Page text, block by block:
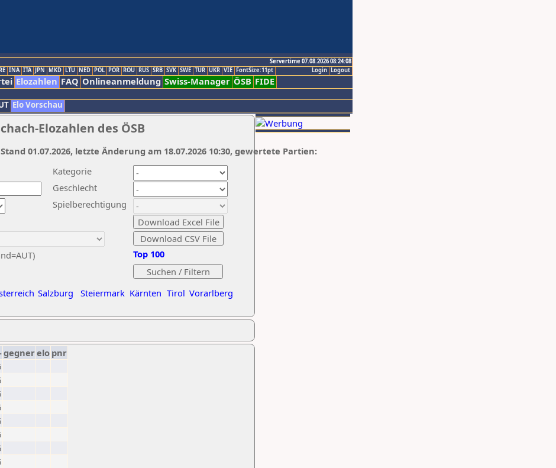
Servertime 07.08.2026 08:24:08
Logout
Login
INA ITA JPN MKD LTU NED POL POR ROU RUS SRB SVK SWE TUR UKR VIE FontSize:11pt
Elozahlen FAQ Onlineanmeldung Swiss-Manager ÖSB FIDE
Elo Vorschau
Elozahlen des ÖSB
Kategorie
Geschlecht
Spielberechtigung
Salzburg Steiermark Kärnten Tirol Vorarlberg
Top 100
01.07.2026, letzte Änderung am 18.07.2026 10:30, gewertete Partien:
gegnerelo pnr